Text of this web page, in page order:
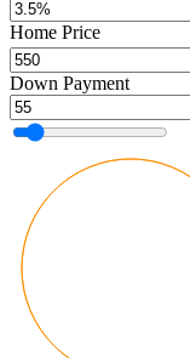
Home Price
Down Payment